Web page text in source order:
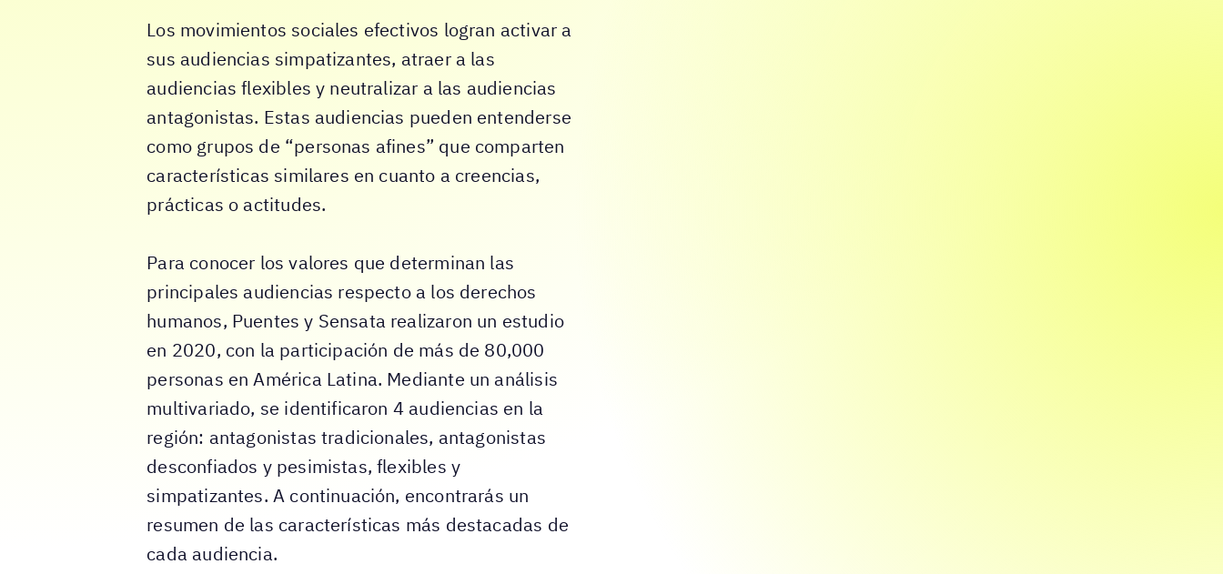
Los movimientos sociales efectivos logran activar a
sus audiencias simpatizantes, atraer a las
audiencias flexibles y neutralizar a las audiencias
antagonistas. Estas audiencias pueden entenderse
como grupos de “personas afines” que comparten
características similares en cuanto a creencias,
prácticas o actitudes.
Para conocer los valores que determinan las
principales audiencias respecto a los derechos
humanos, Puentes y Sensata realizaron un estudio
en 2020, con la participación de más de 80,000
personas en América Latina. Mediante un análisis
multivariado, se identificaron 4 audiencias en la
región: antagonistas tradicionales, antagonistas
desconfiados y pesimistas, flexibles y
simpatizantes. A continuación, encontrarás un
resumen de las características más destacadas de
cada audiencia.